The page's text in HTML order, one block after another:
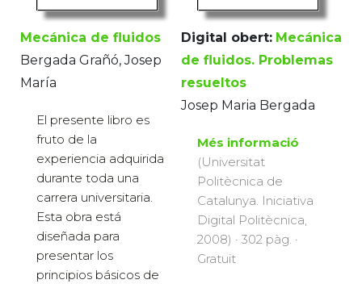
Mecánica de fluidos
Bergada Grañó, Josep
María
El presente libro es
fruto de la
experiencia adquirida
durante toda una
carrera universitaria.
Esta obra está
diseñada para
presentar los
principios básicos de
Digital obert: Mecánica
de fluidos. Problemas
resueltos
Josep Maria Bergada
Més informació
(Universitat
Politècnica de
Catalunya. Iniciativa
Digital Politècnica,
2008) · 302 pàg. ·
Gratuït